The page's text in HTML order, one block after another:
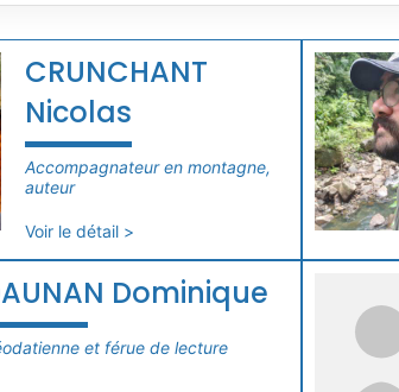
CRUNCHANT
Nicolas
Accompagnateur en montagne,
auteur
Voir le détail >
Dominique
et férue de lecture